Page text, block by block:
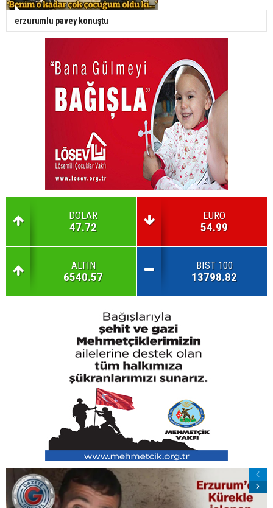
erzurumlu pavey konuştu
DOLAR
47.72
EURO
54.99
ALTIN
6540.57
BIST 100
13798.82